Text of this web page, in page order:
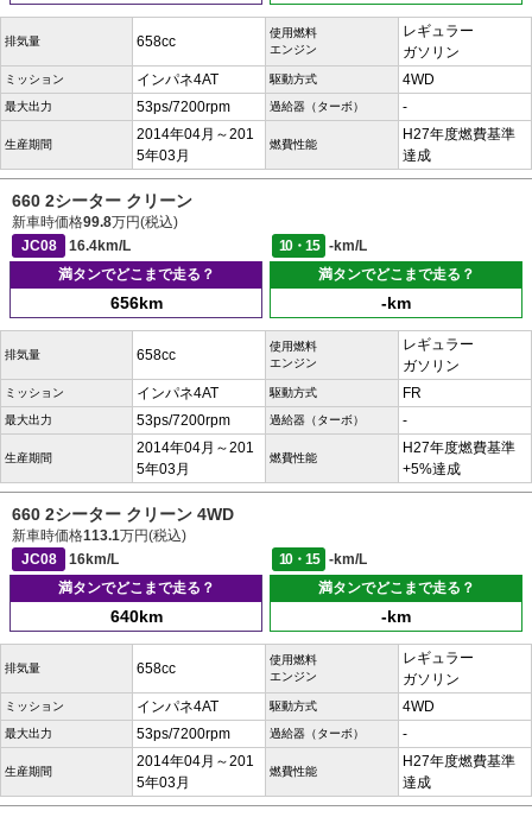
排気量 658cc
使用燃料
エンジン
レギュラー
ガソリン
ミッション インパネ4AT 駆動方式 4WD
最大出力 53ps/7200rpm 過給器（ターボ） -
生産期間
2014年04月～201
5年03月
燃費性能
H27年度燃費基準
達成
660 2シーター クリーン
新車時価格99.8万円(税込)
JC08
16.4km/L 10・15
-km/L
満タンでどこまで走る？
656km
満タンでどこまで走る？
-km
排気量 658cc
使用燃料
エンジン
レギュラー
ガソリン
ミッション インパネ4AT 駆動方式 FR
最大出力 53ps/7200rpm 過給器（ターボ） -
生産期間
2014年04月～201
5年03月
燃費性能
H27年度燃費基準
+5%達成
660 2シーター クリーン 4WD
新車時価格113.1万円(税込)
JC08
16km/L 10・15
-km/L
満タンでどこまで走る？
640km
満タンでどこまで走る？
-km
排気量 658cc
使用燃料
エンジン
レギュラー
ガソリン
ミッション インパネ4AT 駆動方式 4WD
最大出力 53ps/7200rpm 過給器（ターボ） -
生産期間
2014年04月～201
5年03月
燃費性能
H27年度燃費基準
達成